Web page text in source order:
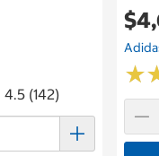
4.5 (142)
★
★